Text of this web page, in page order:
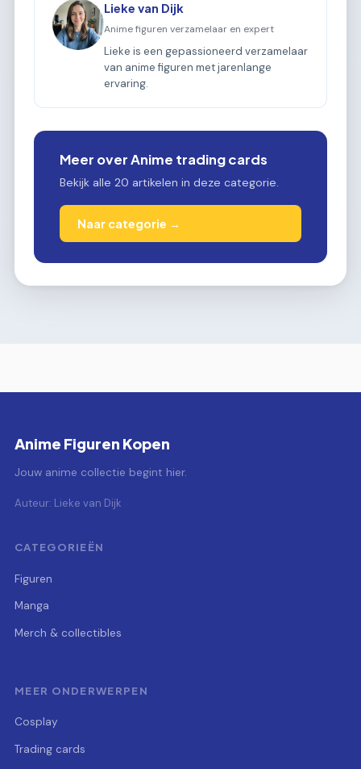
Lieke van Dijk
Anime figuren verzamelaar en expert
Lieke is een gepassioneerd verzamelaar
van anime figuren met jarenlange
ervaring.
Meer over Anime trading cards
Bekijk alle 20 artikelen in deze categorie.
Naar categorie →
Anime Figuren Kopen
Jouw anime collectie begint hier.
Auteur: Lieke van Dijk
CATEGORIEËN
Figuren
Manga
Merch & collectibles
MEER ONDERWERPEN
Cosplay
Trading cards